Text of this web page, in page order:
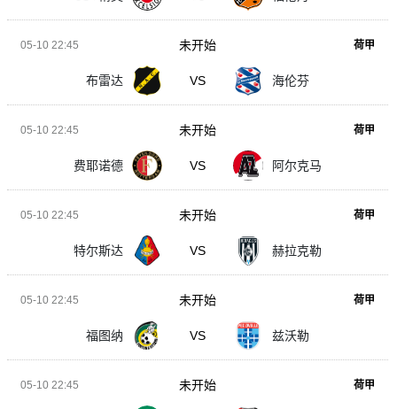
05-10 22:45 荷甲
布雷达 VS 海伦芬
未开始
05-10 22:45 荷甲
费耶诺德 VS 阿尔克马
未开始
05-10 22:45 荷甲
特尔斯达 VS 赫拉克勒
未开始
05-10 22:45 荷甲
福图纳 VS 兹沃勒
未开始
05-10 22:45 荷甲
未开始